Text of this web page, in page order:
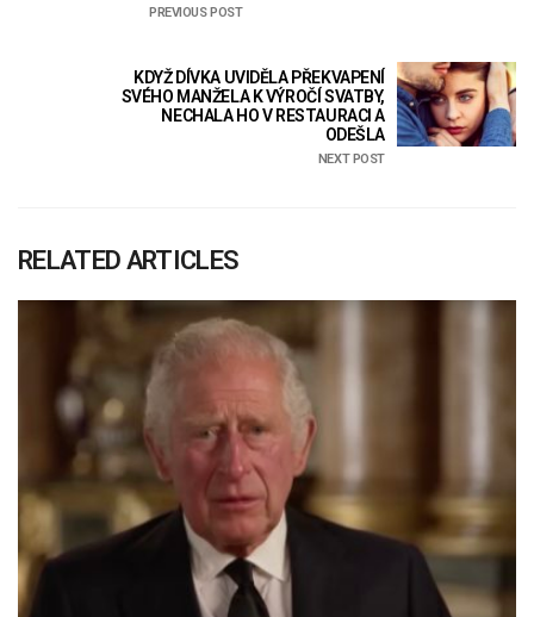
PREVIOUS POST
KDYŽ DÍVKA UVIDĚLA PŘEKVAPENÍ
SVÉHO MANŽELA K VÝROČÍ SVATBY,
NECHALA HO V RESTAURACI A
ODEŠLA
NEXT POST
RELATED ARTICLES